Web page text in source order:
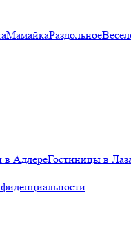
МамайкаРаздольное
в АдлереГостиницы в